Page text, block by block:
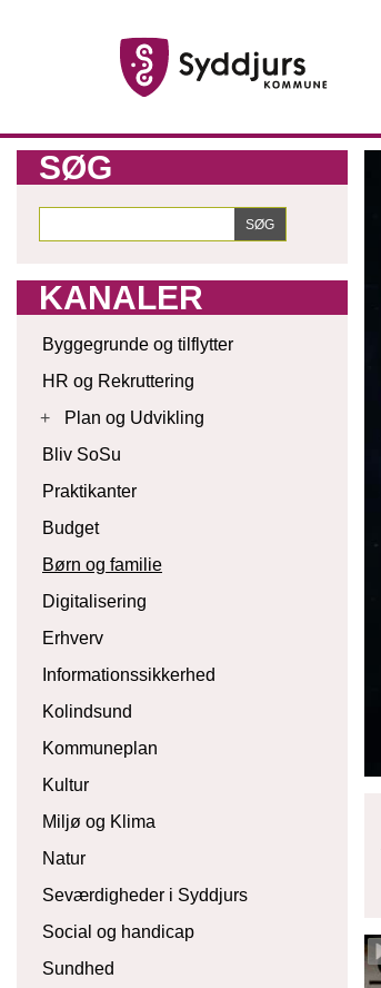
SØG
KANALER
Byggegrunde og tilflytter
HR og Rekruttering
+
Plan og Udvikling
Bliv SoSu
Praktikanter
Budget
Børn og familie
Digitalisering
Erhverv
Informationssikkerhed
Kolindsund
Kommuneplan
Kultur
Miljø og Klima
Natur
Seværdigheder i Syddjurs
Social og handicap
Sundhed